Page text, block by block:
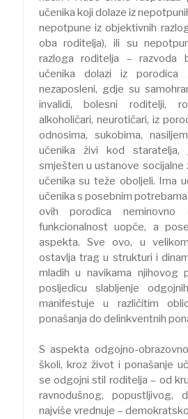
učenika koji dolaze iz
nepotpune iz objektivnih
oba roditelja), ili su
razloga roditelja – razvoda
učenika dolazi iz
nezaposleni, gdje su
invalidi, bolesni roditelji,
alkoholičari, neurotičari, iz
odnosima, sukobima,
učenika živi kod
smješten u ustanove socijalne
učenika su teže oboljeli. Ima
učenika s posebnim
ovih porodica neminovno
funkcionalnost uopće, a
aspekta. Sve ovo, u
ostavlja trag u strukturi i
mladih u navikama njihovog
posljedicu slabljenje
manifestuje u različitim
ponašanja do delinkventnih
S aspekta odgojno-
školi, kroz život i ponašanje
se odgojni stil roditelja – od
ravnodušnog,
najviše vrednuje –